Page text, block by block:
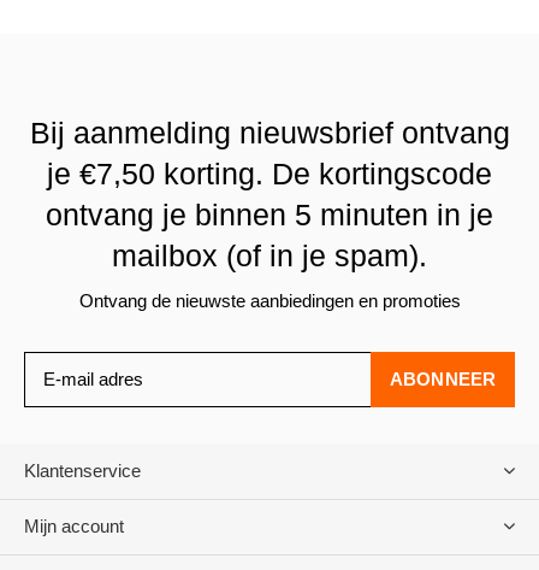
Bij aanmelding nieuwsbrief ontvang
je €7,50 korting. De kortingscode
ontvang je binnen 5 minuten in je
mailbox (of in je spam).
Ontvang de nieuwste aanbiedingen en promoties
ABONNEER
Klantenservice
Mijn account